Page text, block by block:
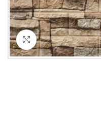
Кликнете за